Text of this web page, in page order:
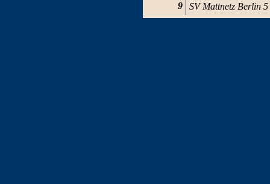
9
SV Mattnetz Berlin 5